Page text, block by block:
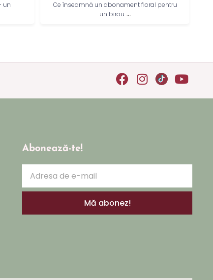
un
Ce înseamnă un abonament floral pentru
un birou ...
Abonează-te!
Mă abonez!